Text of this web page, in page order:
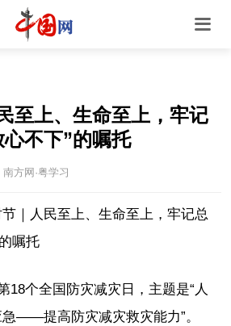
至上、生命至上，牢记
不下”的嘱托
方网·粤学习
｜人民至上、生命至上，牢记总
嘱托
18个全国防灾减灾日，主题是“人
——提高防灾减灾救灾能力”。